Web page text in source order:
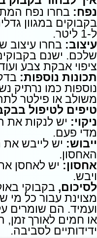
נפח: בחרו נפח
ל-1 ליטר.
עיצוב: בחרו עיצוב
שלכם. ישנם
ציפוי אבקת צבע
תכונות נוספות:
נוספות כמו נרתיק
משולב או פילטר
טיפים לטיפול
ניקוי: יש לנקות את
מדי פעם.
ייבוש: יש לייבש את
האחסון.
אחסון: יש לאחסן
ויבש.
לסיכום, בקבוקי
מצוינת עבור כל מי
ועמיד. הם שומרים
או חמים לאורך זמן,
ידידותיים לסביבה.